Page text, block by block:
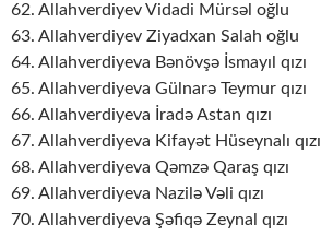
62. Allahverdiyev Vidadi Mürsəl oğlu
63. Allahverdiyev Ziyadxan Salah oğlu
64. Allahverdiyeva Bənövşə İsmayıl qızı
65. Allahverdiyeva Gülnarə Teymur qızı
66. Allahverdiyeva İradə Astan qızı
67. Allahverdiyeva Kifayət Hüseynalı qızı
68. Allahverdiyeva Qəmzə Qaraş qızı
69. Allahverdiyeva Nazilə Vəli qızı
70. Allahverdiyeva Şəfiqə Zeynal qızı